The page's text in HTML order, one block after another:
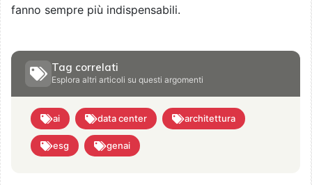
fanno sempre più indispensabili.
Tag correlati
Esplora altri articoli su questi argomenti
ai data center architettura
esg genai